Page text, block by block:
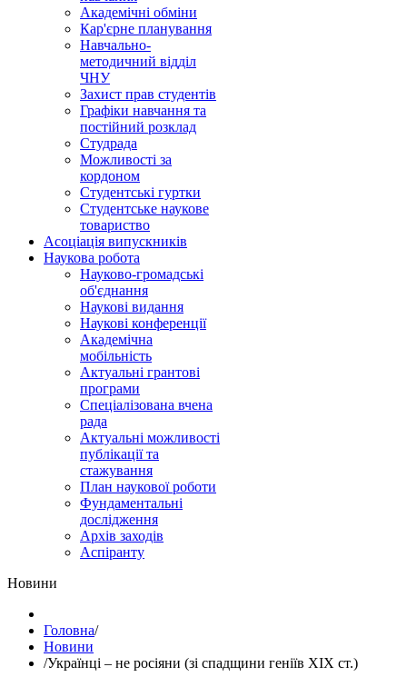
Академічні обміни
Кар'єрне планування
Навчально-
методичний відділ
ЧНУ
Захист прав студентів
Графіки навчання та
постійний розклад
Студрада
Можливості за
кордоном
Студентські гуртки
Студентське наукове
товариство
Асоціація випускників
Наукова робота
Науково-громадські
об'єднання
Наукові видання
Наукові конференції
Академічна
мобільність
Актуальні грантові
програми
Спеціалізована вчена
рада
Актуальні можливості
публікації та
стажування
План наукової роботи
Фундаментальні
дослідження
Архів заходів
Аспіранту
Hовини
Головна/
Hовини
/Українці – не росіяни (зі спадщини геніїв ХІХ ст.)